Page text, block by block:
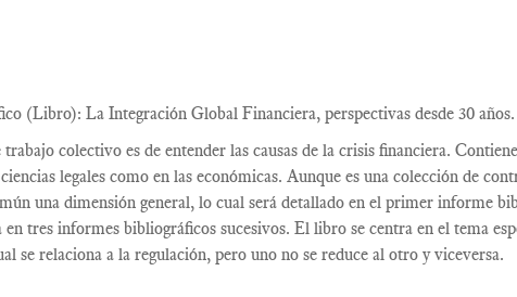
(Libro): La Integración Global Financiera, perspectivas desde 30
colectivo es de entender las causas de la crisis financiera.
legales como en las económicas. Aunque es una colección de
una dimensión general, lo cual será detallado en el primer informe
tres informes bibliográficos sucesivos. El libro se centra en el tema
se relaciona a la regulación, pero uno no se reduce al otro y viceversa.